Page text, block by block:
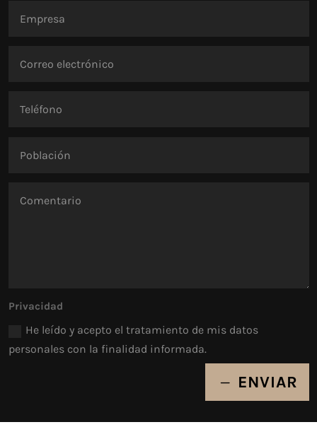
Privacidad
He leído y acepto el tratamiento de mis datos
personales con la finalidad informada.
ENVIAR